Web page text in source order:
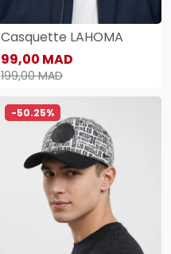
Casquette LAHOMA
99,00 MAD
199,00 MAD
-50.25%